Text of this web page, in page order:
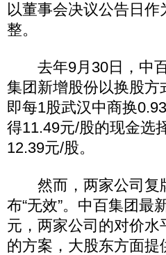
以董事会决议公告日
整。
去年9月30日，中百
集团新增股份以换股
即每1股武汉中商换
得11.49元/股的现金选
12.39元/股。
然而，两家公司复
布“无效”。中百集团最
元，两家公司的对价
的方案，大股东方面